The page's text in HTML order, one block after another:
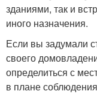
зданиями, так и
иного назначения.
Если вы задумали
своего
определиться с
в плане